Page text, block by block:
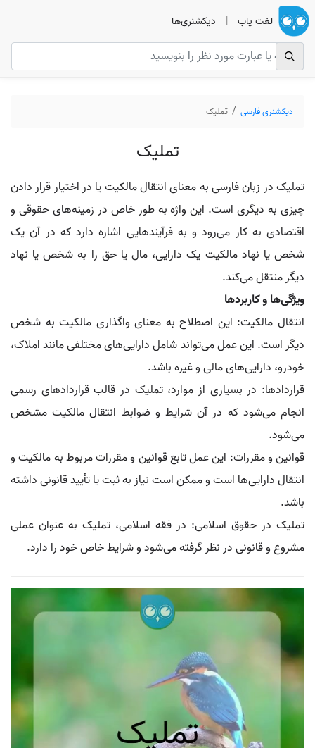
لغت یاب | دیکشنری‌ها
دیکشنری فارسی تملیک
تملیک
تملیک در زبان فارسی به معنای انتقال مالکیت یا در اختیار قرار دادن
چیزی به دیگری است. این واژه به طور خاص در زمینه‌های حقوقی و
اقتصادی به کار می‌رود و به فرآیندهایی اشاره دارد که در آن یک
شخص یا نهاد مالکیت یک دارایی، مال یا حق را به شخص یا نهاد
دیگر منتقل می‌کند.
ویژگی‌ها و کاربردها
انتقال مالکیت: این اصطلاح به معنای واگذاری مالکیت به شخص
دیگر است. این عمل می‌تواند شامل دارایی‌های مختلفی مانند املاک،
خودرو، دارایی‌های مالی و غیره باشد.
قراردادها: در بسیاری از موارد، تملیک در قالب قراردادهای رسمی
انجام می‌شود که در آن شرایط و ضوابط انتقال مالکیت مشخص
می‌شود.
قوانین و مقررات: این عمل تابع قوانین و مقررات مربوط به مالکیت و
انتقال دارایی‌ها است و ممکن است نیاز به ثبت یا تأیید قانونی داشته
باشد.
تملیک در حقوق اسلامی: در فقه اسلامی، تملیک به عنوان عملی
مشروع و قانونی در نظر گرفته می‌شود و شرایط خاص خود را دارد.